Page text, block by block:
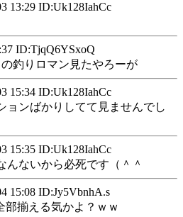
13:29 ID:Uk128IahCc
ID:TjqQ6YSxoQ
釣りロマン見たやろーが
15:34 ID:Uk128IahCc
ョンばかりしてて見ませんでし
15:35 ID:Uk128IahCc
んないから必死です（＾＾
15:08 ID:Jy5VbnhA.s
部揃える気かよ？ｗｗ